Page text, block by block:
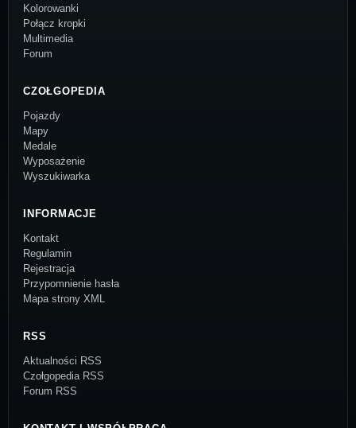
Kolorowanki
Połącz kropki
Multimedia
Forum
CZOŁGOPEDIA
Pojazdy
Mapy
Medale
Wyposażenie
Wyszukiwarka
INFORMACJE
Kontakt
Regulamin
Rejestracja
Przypomnienie hasła
Mapa strony XML
RSS
Aktualności RSS
Czołgopedia RSS
Forum RSS